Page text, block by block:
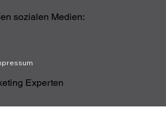
Experten
sozialen Medien: